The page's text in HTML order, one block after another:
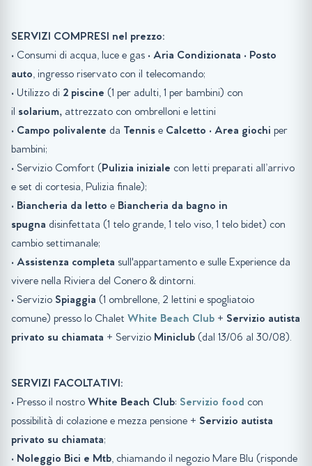
SERVIZI COMPRESI nel prezzo:
• Consumi di acqua, luce e gas • Aria Condizionata • Posto
auto, ingresso riservato con il telecomando;
• Utilizzo di 2 piscine (1 per adulti, 1 per bambini) con
il solarium, attrezzato con ombrelloni e lettini
• Campo polivalente da Tennis e Calcetto • Area giochi per
bambini;
• Servizio Comfort (Pulizia iniziale con letti preparati all’arrivo
e set di cortesia, Pulizia finale);
• Biancheria da letto e Biancheria da bagno in
spugna disinfettata (1 telo grande, 1 telo viso, 1 telo bidet) con
cambio settimanale;
• Assistenza completa sull'appartamento e sulle Experience da
vivere nella Riviera del Conero & dintorni.
• Servizio Spiaggia (1 ombrellone, 2 lettini e spogliatoio
comune) presso lo Chalet White Beach Club + Servizio autista
privato su chiamata + Servizio Miniclub (dal 13/06 al 30/08).
SERVIZI FACOLTATIVI:
• Presso il nostro White Beach Club: Servizio food con
possibilità di colazione e mezza pensione + Servizio autista
privato su chiamata;
• Noleggio Bici e Mtb, chiamando il negozio Mare Blu (risponde